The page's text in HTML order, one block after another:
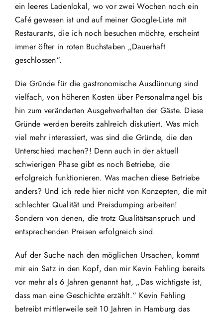
ein leeres Ladenlokal, wo vor zwei Wochen noch ein
Café gewesen ist und auf meiner Google-Liste mit
Restaurants, die ich noch besuchen möchte, erscheint
immer öfter in roten Buchstaben „Dauerhaft
geschlossen“.
Die Gründe für die gastronomische Ausdünnung sind
vielfach, von höheren Kosten über Personalmangel bis
hin zum veränderten Ausgehverhalten der Gäste. Diese
Gründe werden bereits zahlreich diskutiert. Was mich
viel mehr interessiert, was sind die Gründe, die den
Unterschied machen?! Denn auch in der aktuell
schwierigen Phase gibt es noch Betriebe, die
erfolgreich funktionieren. Was machen diese Betriebe
anders? Und ich rede hier nicht von Konzepten, die mit
schlechter Qualität und Preisdumping arbeiten!
Sondern von denen, die trotz Qualitätsanspruch und
entsprechenden Preisen erfolgreich sind.
Auf der Suche nach den möglichen Ursachen, kommt
mir ein Satz in den Kopf, den mir Kevin Fehling bereits
vor mehr als 6 Jahren genannt hat, „Das wichtigste ist,
dass man eine Geschichte erzählt.“ Kevin Fehling
betreibt mittlerweile seit 10 Jahren in Hamburg das